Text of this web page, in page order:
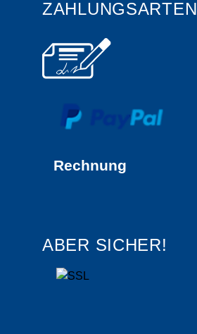
ZAHLUNGSARTEN
Rechnung
ABER SICHER!